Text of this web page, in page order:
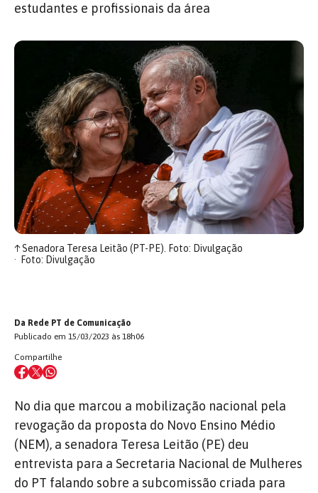
estudantes e profissionais da área
↑Senadora Teresa Leitão (PT-PE). Foto: Divulgação
Foto: Divulgação
Da Rede PT de Comunicação
Publicado em 15/03/2023 às 18h06
Compartilhe
No dia que marcou a mobilização nacional pela
revogação da proposta do Novo Ensino Médio
(NEM), a senadora Teresa Leitão (PE) deu
entrevista para a Secretaria Nacional de Mulheres
do PT falando sobre a subcomissão criada para